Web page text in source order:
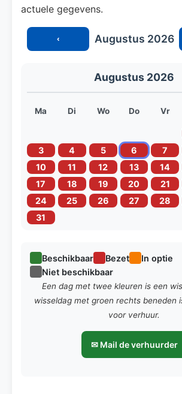
actuele gegevens.
‹ Augustus 2026
Augustus 2026
Ma Di Wo Do Vr
3
4 5 6 7
10
11 12 13 14
17
18 19 20 21
24
25 26 27 28
31
Beschikbaar Bezet
In optie
Niet beschikbaar
Een dag met twee kleuren is een
wisseldag met groen rechts beneden
voor verhuur.
✉ Mail de verhuurder